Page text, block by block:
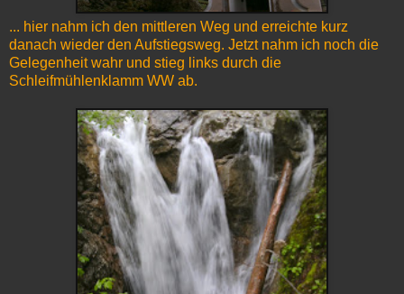
... hier nahm ich den mittleren Weg und erreichte kurz
danach wieder den Aufstiegsweg. Jetzt nahm ich noch die
Gelegenheit wahr und stieg links durch die
Schleifmühlenklamm WW ab.